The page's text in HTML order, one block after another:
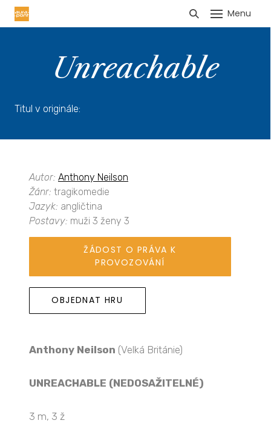
Menu
Unreachable
Titul v originále:
Autor: Anthony Neilson
Žánr: tragikomedie
Jazyk: angličtina
Postavy: muži 3 ženy 3
ŽÁDOST O PRÁVA K
PROVOZOVÁNÍ
OBJEDNAT HRU
Anthony Neilson (Velká Británie)
UNREACHABLE (NEDOSAŽITELNÉ)
3 m, 3 ž